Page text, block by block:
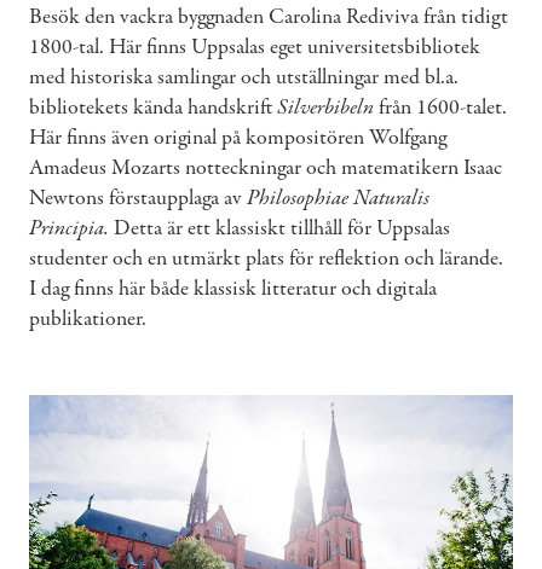
Besök den vackra byggnaden Carolina Rediviva från tidigt
1800-tal. Här finns Uppsalas eget universitetsbibliotek
med historiska samlingar och utställningar med bl.a.
bibliotekets kända handskriftSilverbibeln från 1600-talet.
Här finns även original på kompositören Wolfgang
Amadeus Mozarts notteckningar och matematikern Isaac
Newtons förstaupplaga avPhilosophiae Naturalis
Principia. Detta är ett klassiskt tillhåll för Uppsalas
studenter och en utmärkt plats för reflektion och lärande.
I dag finns här både klassisk litteratur och digitala
publikationer.